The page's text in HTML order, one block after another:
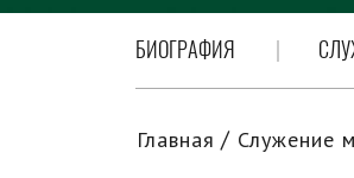
БИОГРАФИЯ
Главная Служение